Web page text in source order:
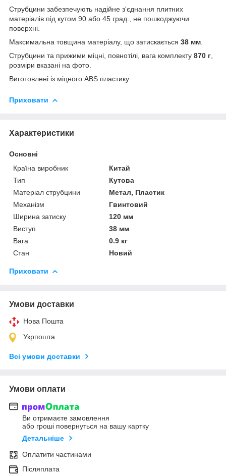
Струбцини забезпечують надійне з'єднання плитних
матеріалів під кутом 90 або 45 град., не пошкоджуючи
поверхні.
Максимальна товщина матеріалу, що затискається 38 мм
Струбцини та прижими міцні, повнотілі, вага комплекту 870 г
розміри вказані на фото.
Виготовлені із міцного ABS пластику.
Приховати
Характеристики
Основні
Країна виробник
Китай
Тип
Кутова
Матеріал струбцини
Метал, Пластик
Механізм
Гвинтовий
Ширина затиску
120 мм
Виступ
38 мм
Вага
0.9 кг
Стан
Новий
Приховати
Умови доставки
Нова Пошта
Укрпошта
Всі умови доставки
Умови оплати
Ви отримаєте замовлення
або гроші повернуться на вашу картку
Детальніше
Оплатити частинами
Післяплата